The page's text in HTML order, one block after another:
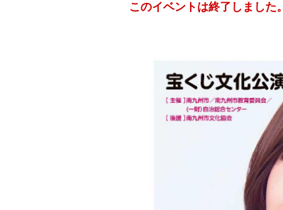
このイベントは終了しました。